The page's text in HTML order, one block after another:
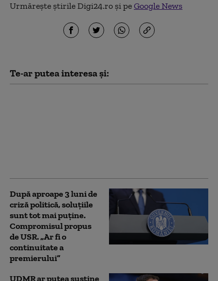
Urmărește știrile Digi24.ro și peGoogle News
Te-ar putea interesa și:
După aproape 3 luni de
criză politică, soluțiile
sunt tot mai puține.
Compromisul propus
de USR. „Ar fi o
continuitate a
premierului”
UDMR ar putea susține